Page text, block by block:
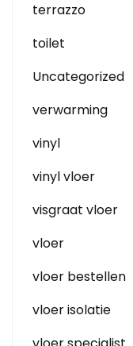
terrazzo
toilet
Uncategorized
verwarming
vinyl
vinyl vloer
visgraat vloer
vloer
vloer bestellen
vloer isolatie